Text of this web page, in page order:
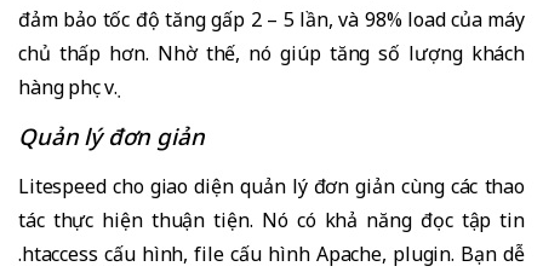
đảm bảo tốc độ tăng gấp 2 – 5 lần, và 98% load của máy
chủ thấp hơn. Nhờ thế, nó giúp tăng số lượng khách
hàng phục vụ.
Quản lý đơn giản
Litespeed cho giao diện quản lý đơn giản cùng các thao
tác thực hiện thuận tiện. Nó có khả năng đọc tập tin
.htaccess cấu hình, file cấu hình Apache, plugin. Bạn dễ